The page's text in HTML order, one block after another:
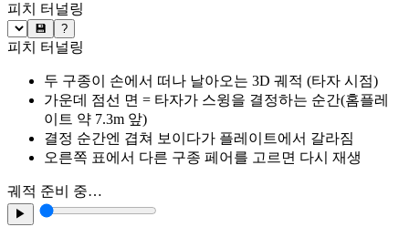
피치 터널링
💾 ?
피치 터널링
두 구종이 손에서 떠나 날아오는 3D 궤적 (타자 시점)
가운데 점선 면 = 타자가 스윙을 결정하는 순간(홈플레
이트 약 7.3m 앞)
결정 순간엔 겹쳐 보이다가 플레이트에서 갈라짐
오른쪽 표에서 다른 구종 페어를 고르면 다시 재생
궤적 준비 중…
▶